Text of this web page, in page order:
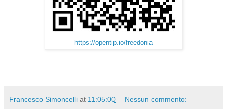
https://opentip.io/freedonia
Francesco Simoncelli at 11:05:00 Nessun commento: